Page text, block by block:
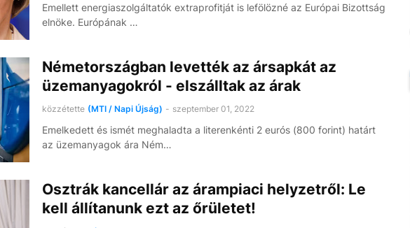
Emellett energiaszolgáltatók extraprofitját is lefölözné az Európai Bizottság
elnöke. Európának …
Németországban levették az ársapkát az
üzemanyagokról - elszálltak az árak
közzétette (MTI / Napi Újság) - szeptember 01, 2022
Emelkedett és ismét meghaladta a literenkénti 2 eurós (800 forint) határt
az üzemanyagok ára Ném…
Osztrák kancellár az árampiaci helyzetről: Le
kell állítanunk ezt az őrületet!